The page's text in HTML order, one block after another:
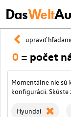
DasWelt
upraviť
0 = počet
Momentálne nie sú
konfigurácii.
Hyundai